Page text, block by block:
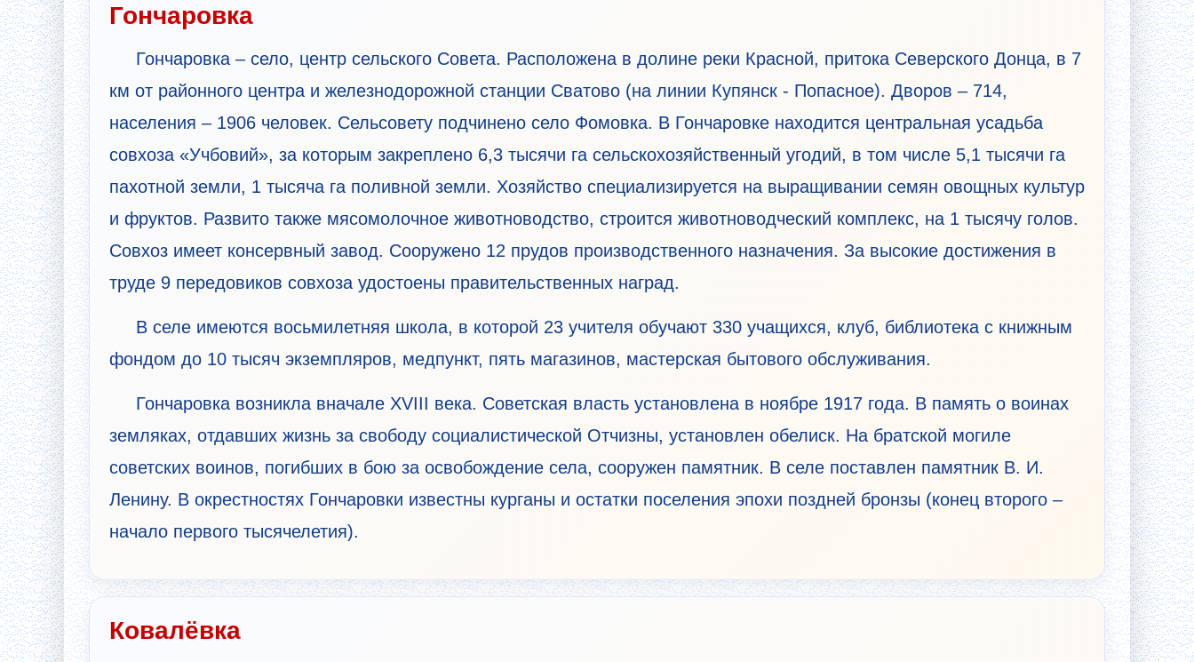
Гончаровка
Гончаровка – село, центр сельского Совета. Расположена в долине реки Красной, притока Северского Донца, в 7
км от районного центра и железнодорожной станции Сватово (на линии Купянск - Попасное). Дворов – 714,
населения – 1906 человек. Сельсовету подчинено село Фомовка. В Гончаровке находится центральная усадьба
совхоза «Учбовий», за которым закреплено 6,3 тысячи га сельскохозяйственный угодий, в том числе 5,1 тысячи га
пахотной земли, 1 тысяча га поливной земли. Хозяйство специализируется на выращивании семян овощных культур
и фруктов. Развито также мясомолочное животноводство, строится животноводческий комплекс, на 1 тысячу голов.
Совхоз имеет консервный завод. Сооружено 12 прудов производственного назначения. За высокие достижения в
труде 9 передовиков совхоза удостоены правительственных наград.
В селе имеются восьмилетняя школа, в которой 23 учителя обучают 330 учащихся, клуб, библиотека с книжным
фондом до 10 тысяч экземпляров, медпункт, пять магазинов, мастерская бытового обслуживания.
Гончаровка возникла вначале XVIII века. Советская власть установлена в ноябре 1917 года. В память о воинах
земляках, отдавших жизнь за свободу социалистической Отчизны, установлен обелиск. На братской могиле
советских воинов, погибших в бою за освобождение села, сооружен памятник. В селе поставлен памятник В. И.
Ленину. В окрестностях Гончаровки известны курганы и остатки поселения эпохи поздней бронзы (конец второго –
начало первого тысячелетия).
Ковалёвка